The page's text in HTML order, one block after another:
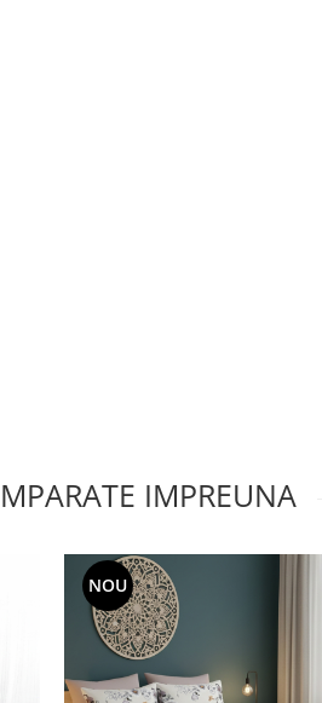
IMPREUNA
NOU